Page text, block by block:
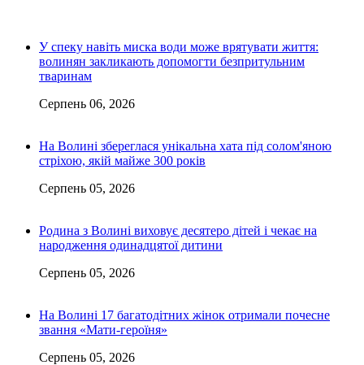
У спеку навіть миска води може врятувати життя:
волинян закликають допомогти безпритульним
тваринам
Серпень 06, 2026
На Волині збереглася унікальна хата під солом'яною
стріхою, якій майже 300 років
Серпень 05, 2026
Родина з Волині виховує десятеро дітей і чекає на
народження одинадцятої дитини
Серпень 05, 2026
На Волині 17 багатодітних жінок отримали почесне
звання «Мати-героїня»
Серпень 05, 2026